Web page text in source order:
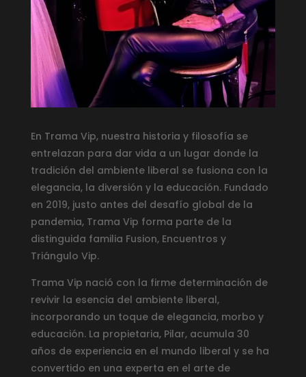
En Trama Vip, nuestra historia y filosofía se
entrelazan para dar vida a un lugar donde la
tradición del ambiente liberal se fusiona con la
elegancia, la diversión y la educación. Fundado
en 2019, justo antes del desafío global de la
pandemia, Trama Vip forma parte de la
distinguida familia Fusion, Encuentros y
Triángulo Vip.
Trama Vip nació con la firme determinación de
revivir la esencia del ambiente liberal,
incorporando un toque de elegancia, morbo y
educación. La propietaria, Pilar, acumula 30
años de experiencia en el mundo liberal y se ha
convertido en una experta en el arte de